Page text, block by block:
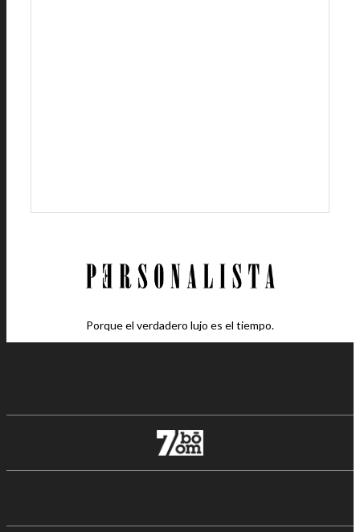
Porque el verdadero lujo es el tiempo.